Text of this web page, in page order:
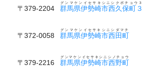
〒379-2204 群馬県伊勢崎市西久保町３
グンマケンイセサキシニシクボチョウ３
〒372-0058 群馬県伊勢崎市西田町
グンマケンイセサキシニシダマチ
〒379-2216 群馬県伊勢崎市西野町
グンマケンイセサキシニシノチョウ